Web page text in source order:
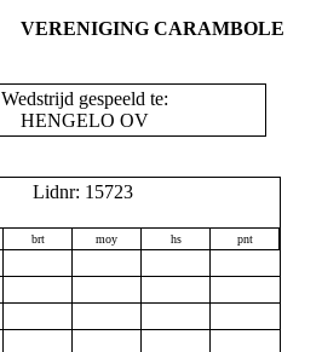
VERENIGING CARAMBOLE
Wedstrijd gespeeld te:
HENGELO OV
Lidnr: 15723
brt moy hs pnt